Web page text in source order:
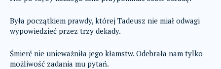
Była początkiem prawdy, której Tadeusz nie miał odwagi
wypowiedzieć przez trzy dekady.
Śmierć nie unieważniła jego kłamstw. Odebrała nam tylko
możliwość zadania mu pytań.